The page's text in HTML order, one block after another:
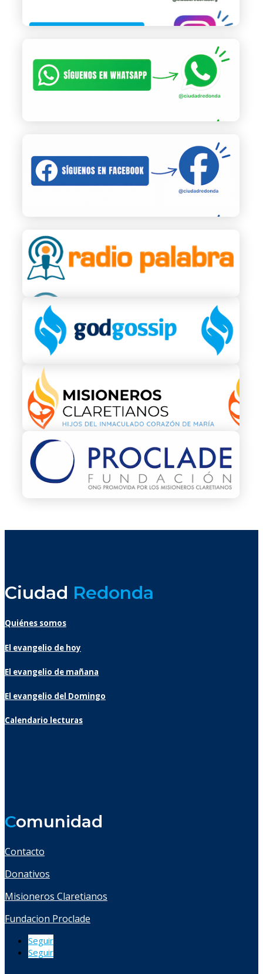
Ciudad Redonda
Quiénes somos
El evangelio de hoy
El evangelio de mañana
El evangelio del Domingo
Calendario lecturas
Comunidad
Contacto
Donativos
Misioneros Claretianos
Fundacion Proclade
Seguir
Seguir